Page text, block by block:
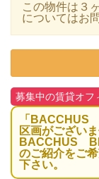
この物件は３
についてはお
募集中の賃貸オフ
「BACCHUS
区画がござい
BACCHUS
のご紹介をご希
下さい。